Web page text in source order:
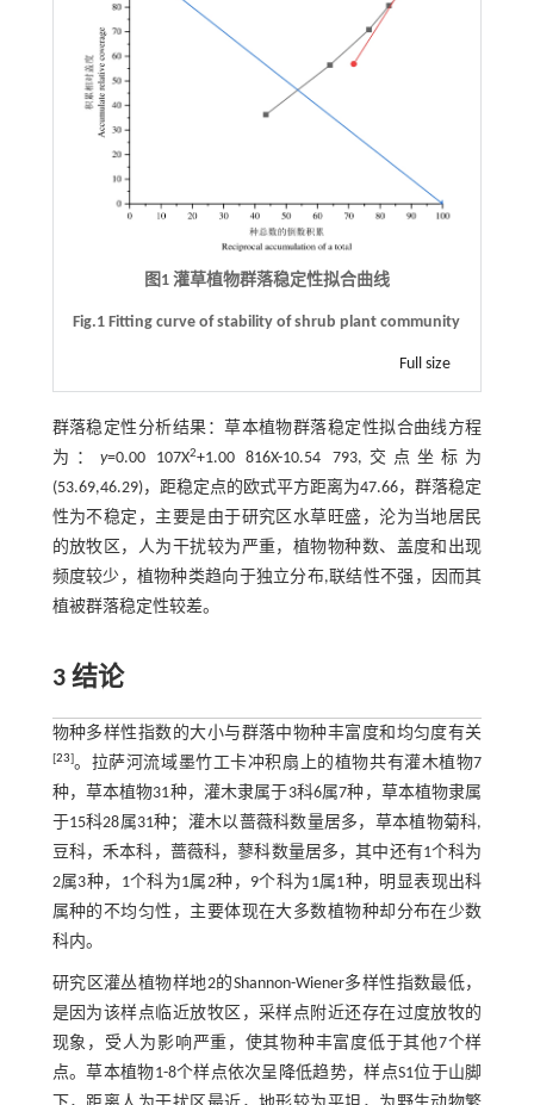
图1 灌草植物群落稳定性拟合曲线
Fig.1 Fitting curve of stability of shrub plant community
Full size
群落稳定性分析结果：草本植物群落稳定性拟合曲线方程
为： y=0.00 107X2+1.00 816X-10.54 793,交点坐标为
(53.69,46.29)，距稳定点的欧式平方距离为47.66，群落稳定
性为不稳定，主要是由于研究区水草旺盛，沦为当地居民
的放牧区，人为干扰较为严重，植物物种数、盖度和出现
频度较少，植物种类趋向于独立分布,联结性不强，因而其
植被群落稳定性较差。
3 结论
物种多样性指数的大小与群落中物种丰富度和均匀度有关
[23]。拉萨河流域墨竹工卡冲积扇上的植物共有灌木植物7
种，草本植物31种，灌木隶属于3科6属7种，草本植物隶属
于15科28属31种；灌木以蔷薇科数量居多，草本植物菊科,
豆科，禾本科，蔷薇科，蓼科数量居多，其中还有1个科为
2属3种，1个科为1属2种，9个科为1属1种，明显表现出科
属种的不均匀性，主要体现在大多数植物种却分布在少数
科内。
研究区灌丛植物样地2的Shannon-Wiener多样性指数最低，
是因为该样点临近放牧区，采样点附近还存在过度放牧的
现象，受人为影响严重，使其物种丰富度低于其他7个样
点。草本植物1-8个样点依次呈降低趋势，样点S1位于山脚